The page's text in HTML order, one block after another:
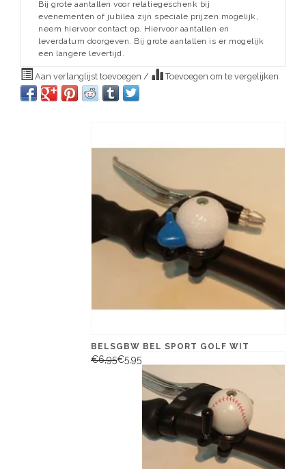
Bij grote aantallen voor relatiegeschenk bij
evenementen of jubilea zijn speciale prijzen mogelijk,
neem hiervoor contact op. Hiervoor aantallen en
leverdatum doorgeven. Bij grote aantallen is er mogelijk
een langere levertijd.
Aan verlanglijst toevoegen / Toevoegen om te vergelijken
BELSGBW BEL SPORT GOLF WIT
€6,95€5,95